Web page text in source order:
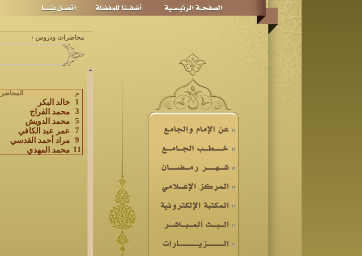
محاضرات ودروس
م المحاضر
1 خالد البكر
3
محمد الفراج
5
محمد الدويش
7
عمر عبد الكافي
9
مراد أحمد القدسي
11 محمد المهدي
عن الإمام والجامع
خــطـب الجـامـع
شـهــر رمـضــان
المركز الإعـلامي
المكتبة الإلكترونية
الـبـث المـبـاشـر
الــــزيـــــارات